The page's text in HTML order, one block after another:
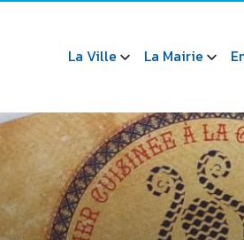
La Ville La Mairie